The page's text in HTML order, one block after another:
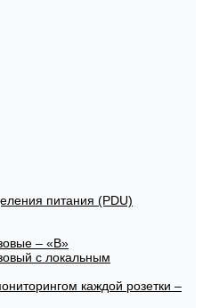
питания (PDU)
– «В»
с локальным
каждой розетки –